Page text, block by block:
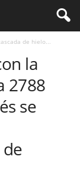
de hielo...
la
2788
se